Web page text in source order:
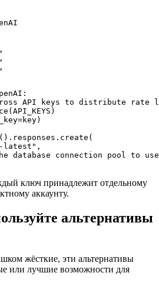
API keys to distribute rate
latest",
database connection pool to
ключ принадлежит отдельному
аккаунту.
альтернативы
жёсткие, эти альтернативы
или лучшие возможности для